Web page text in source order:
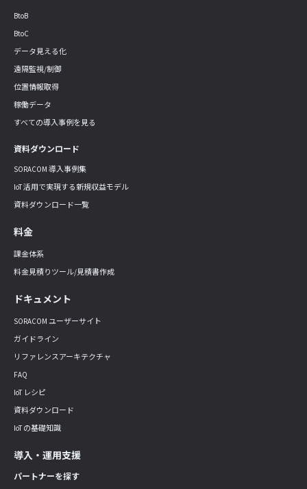
BtoB
BtoC
データ見える化
遠隔監視/制御
位置情報取得
稼働データ
すべての導入事例を見る
資料ダウンロード
SORACOM 導入事例集
IoT 活用で実現する新規収益モデル
資料ダウンロード一覧
料金
課金体系
料金見積りツール/見積書作成
ドキュメント
SORACOM ユーザーサイト
ガイドライン
リファレンスアーキテクチャ
FAQ
IoT レシピ
資料ダウンロード
IoT の基礎知識
導入・運用支援
パートナーを探す